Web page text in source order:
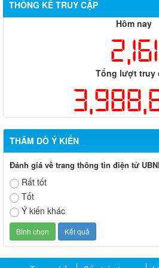
THỐNG KÊ TRUY CẬP
Hôm nay
2,161
Tổng lượt truy
THĂM DÒ Ý KIẾN
Đánh giá về trang thông tin điện tử
Rất tốt
Tốt
Ý kiến khác